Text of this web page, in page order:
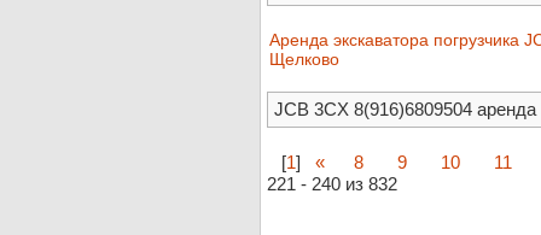
Аренда экскаватора
Щелково
JCB 3CX 8(916)6809504 аренда
[1] « 8 9 10
11
221 - 240 из 832